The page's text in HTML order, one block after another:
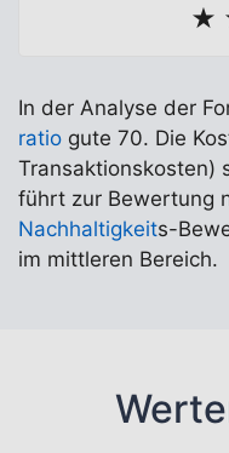
★
In der Analyse der
ratio gute 70. Die
Transaktionskosten)
führt zur Bewertung
Nachhaltigkeits-
im mittleren Bereich.